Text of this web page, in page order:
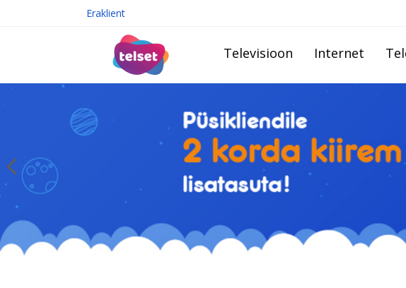
Eraklient
Televisioon Internet